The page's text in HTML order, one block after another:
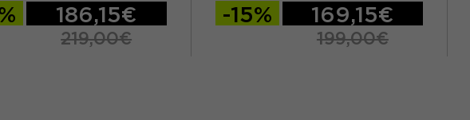
186,15€
219,00€
-15% 169,15€
199,00€